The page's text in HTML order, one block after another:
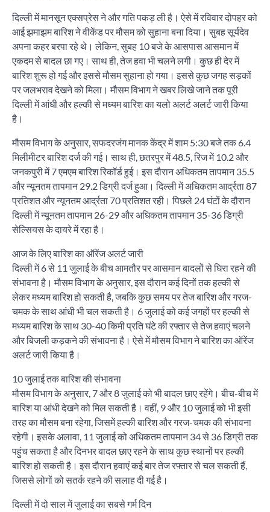
दिल्ली में मानसून एक्सप्रेस ने और गति पकड़ ली है। ऐसे में रविवार दोपहर को
आई झमाझम बारिश ने वीकेंड पर मौसम को सुहाना बना दिया। सुबह सूर्यदेव
अपना कहर बरपा रहे थे। लेकिन, सुबह 10 बजे के आसपास आसमान में
एकदम से बादल छा गए। साथ ही, तेज हवा भी चलने लगी। कुछ ही देर में
बारिश शुरू हो गई और इससे मौसम सुहाना हो गया। इससे कुछ जगह सड़कों
पर जलभराव देखने को मिला। मौसम विभाग ने खबर लिखे जाने तक पूरी
दिल्ली में आंधी और हल्की से मध्यम बारिश का यलो अलर्ट अलर्ट जारी किया
है।
मौसम विभाग के अनुसार, सफदरजंग मानक केंद्र में शाम 5:30 बजे तक 6.4
मिलीमीटर बारिश दर्ज की गई। साथ ही, छतरपुर में 48.5, रिज में 10.2 और
जनकपुरी में 7 एमएम बारिश रिकॉर्ड हुई। इस दौरान अधिकतम तापमान 35.5
और न्यूनतम तापमान 29.2 डिग्री दर्ज हुआ। दिल्ली में अधिकतम आर्द्रता 87
प्रतिशत और न्यूनतम आर्द्रता 70 प्रतिशत रही। पिछले 24 घंटों के दौरान
दिल्ली में न्यूनतम तापमान 26-29 और अधिकतम तापमान 35-36 डिग्री
सेल्सियस के दायरे में रहा है।
आज के लिए बारिश का ऑरेंज अलर्ट जारी
दिल्ली में 6 से 11 जुलाई के बीच आमतौर पर आसमान बादलों से घिरा रहने की
संभावना है। मौसम विभाग के अनुसार, इस दौरान कई दिनों तक हल्की से
लेकर मध्यम बारिश हो सकती है, जबकि कुछ समय पर तेज बारिश और गरज-
चमक के साथ आंधी भी चल सकती है। 6 जुलाई को कई जगहों पर हल्की से
मध्यम बारिश के साथ 30-40 किमी प्रति घंटे की रफ्तार से तेज हवाएं चलने
और बिजली कड़कने की संभावना है। ऐसे में मौसम विभाग ने बारिश का ऑरेंज
अलर्ट जारी किया है।
10 जुलाई तक बारिश की संभावना
मौसम विभाग के अनुसार, 7 और 8 जुलाई को भी बादल छाए रहेंगे। बीच-बीच में
बारिश या आंधी देखने को मिल सकती है। वहीं, 9 और 10 जुलाई को भी इसी
तरह का मौसम बना रहेगा, जिसमें हल्की बारिश और गरज-चमक की संभावना
रहेगी। इसके अलावा, 11 जुलाई को अधिकतम तापमान 34 से 36 डिग्री तक
पहुंच सकता है और दिनभर बादल छाए रहने के साथ कुछ स्थानों पर हल्की
बारिश हो सकती है। इस दौरान हवाएं कई बार तेज रफ्तार से चल सकती हैं,
जिससे लोगों को सतर्क रहने की सलाह दी गई है।
दिल्ली में दो साल में जुलाई का सबसे गर्म दिन